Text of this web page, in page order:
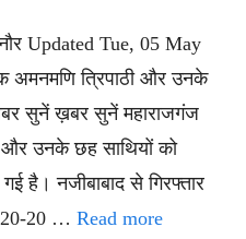
Updated Tue, 05 May
अमनमणि त्रिपाठी और उनके
सुनें ख़बर सुनें महाराजगंज
और उनके छह साथियों को
है। नजीबाबाद से गिरफ्तार
20 … Read more